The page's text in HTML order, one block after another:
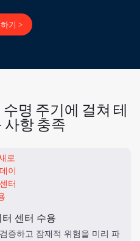
기 >
명 주기에 걸쳐 테
사항 충족
센터 수용
증하고 잠재적 위험을 미리 파